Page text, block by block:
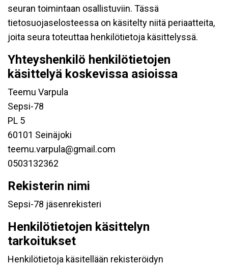
seuran toimintaan osallistuviin. Tässä
tietosuojaselosteessa on käsitelty niitä periaatteita,
joita seura toteuttaa henkilötietoja käsittelyssä.
Yhteyshenkilö henkilötietojen
käsittelyä koskevissa asioissa
Teemu Varpula
Sepsi-78
PL 5
60101 Seinäjoki
teemu.varpula@gmail.com
0503132362
Rekisterin nimi
Sepsi-78 jäsenrekisteri
Henkilötietojen käsittelyn
tarkoitukset
Henkilötietoja käsitellään rekisteröidyn